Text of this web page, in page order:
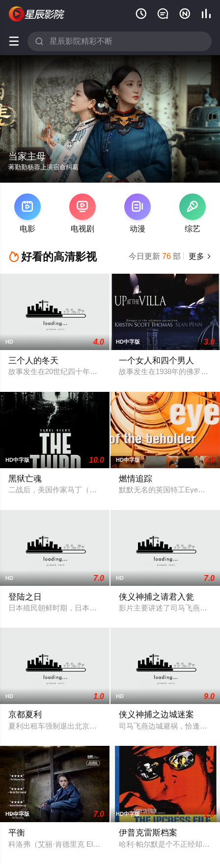
   
 
当家主母
蒋勤勤杨蓉上演宿命纠葛

电影

电视剧

动漫

综艺
好看的高清影视 更多 
今日更新 76部
HD 4.0
三个人的冬天
故事发生在20世纪四十年代的长白山林区。伐木工魏大山（宁
HD中字版 3.0
一个女人和四个男人
故事发生在1938年的佛罗伦萨
HD中字版 10.0
黑狱亡魂
二战后，美国作家马丁（约瑟夫•科顿 Joseph Cotten 饰）应好
HD中字版 6.0
燃情追踪
默默无名的英国特工Eye（
HD 7.0
登陆之日
日本殖民朝鲜时期，日本将军之孙长谷川辰雄（小田切让 J?
HD 7.0
侠义神捕之请君入瓮
影片主要讲述了司马飞燕遭到
HD 1.0
京都夏利
夏利出租车强制退出北京运营市场，像老舍先生笔下骆驼祥子
HD 9.0
侠义神捕之边城迷案
司马飞燕边城避祸，恰逢孙值
HD中字版 7.0
平衡
科洛弗（艾丽·肯德里克 Ellie Kendrick 饰）在很早的时候就离开
HD中字版 1.0
伊普克雷斯档案
哈利·帕尔默是个不正经却直